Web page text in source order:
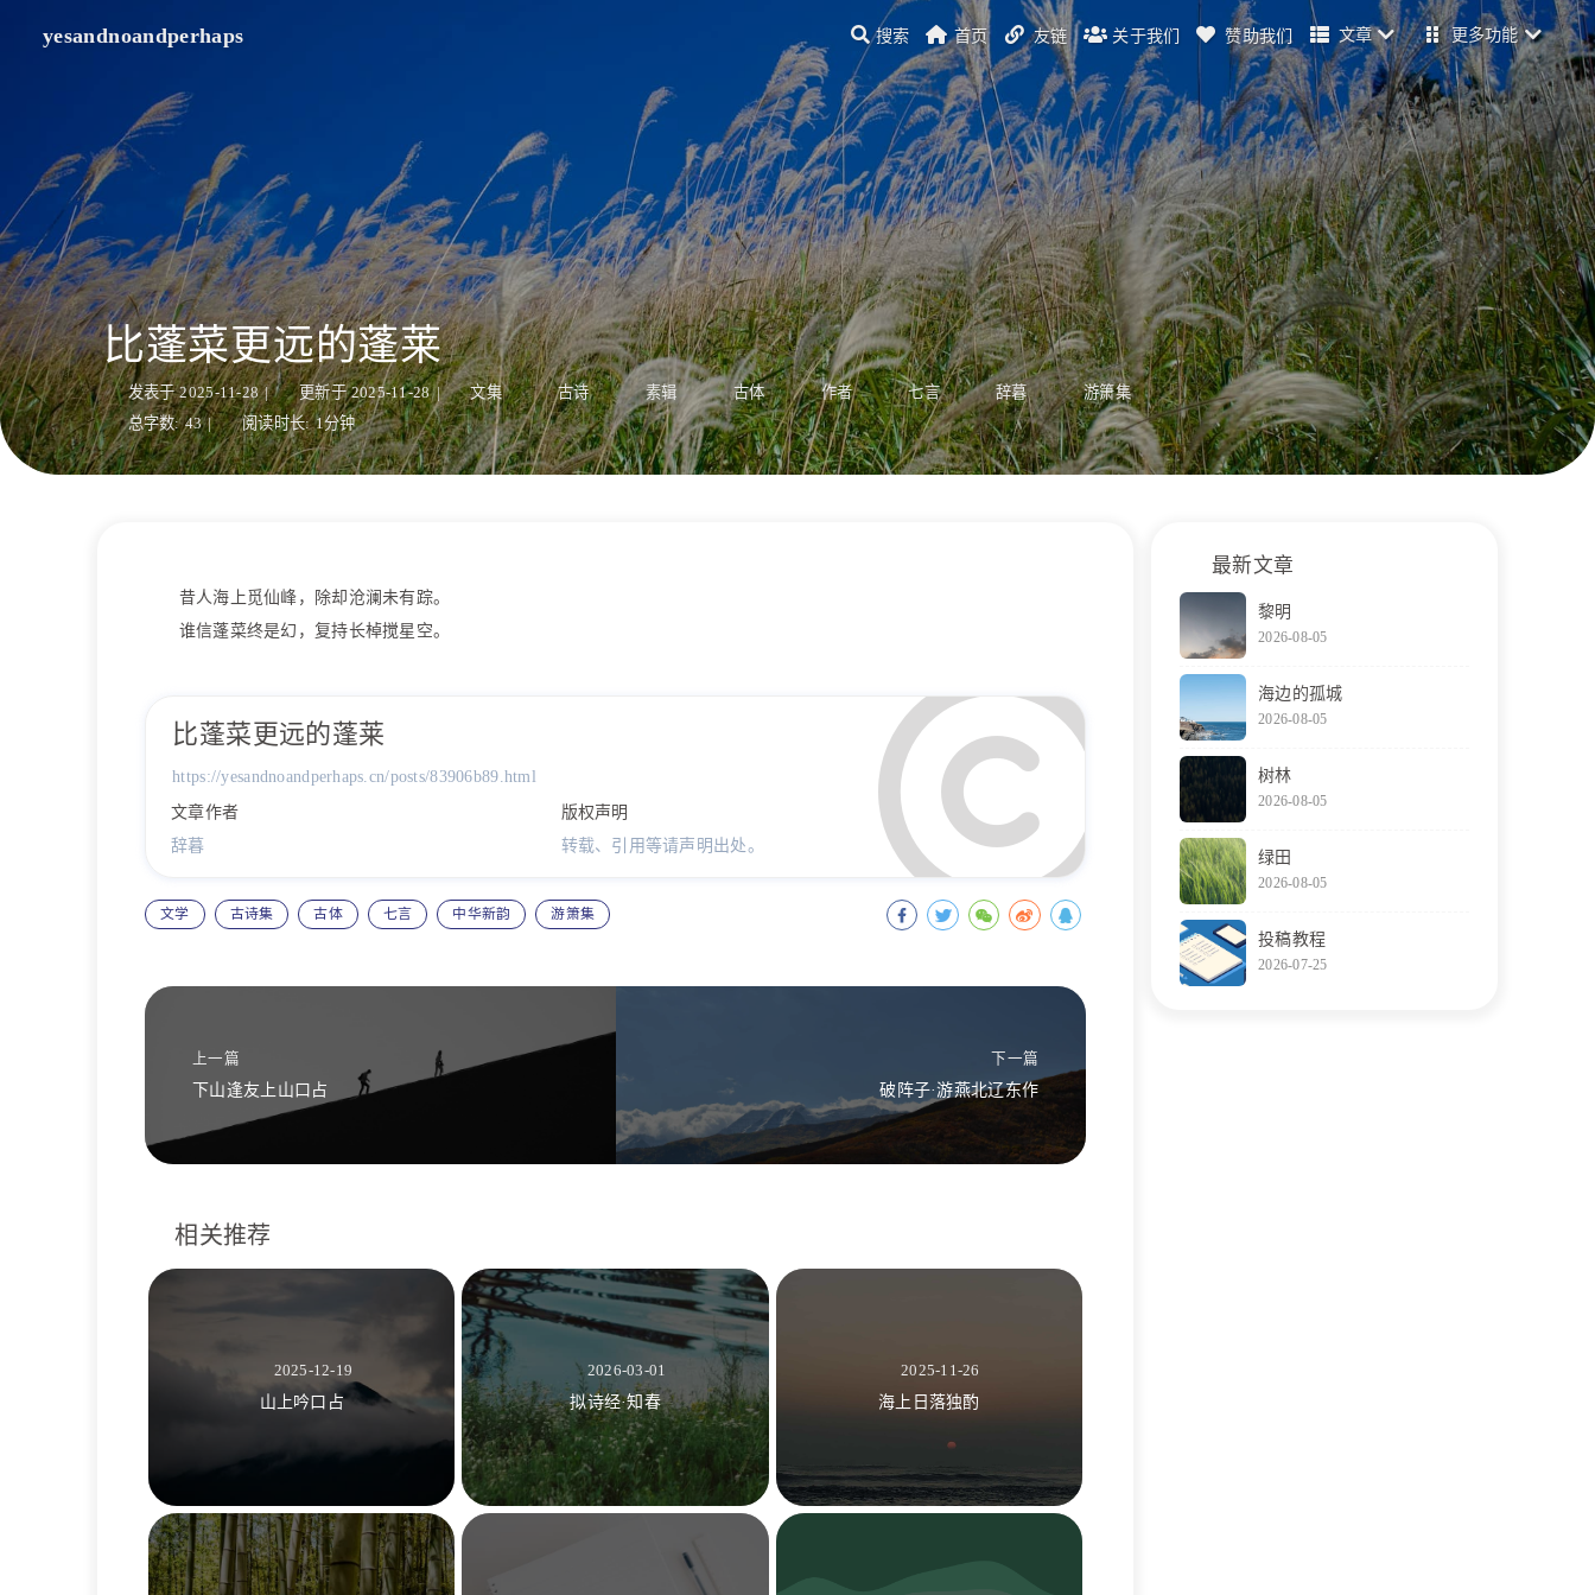
yesandnoandperhaps 搜索 首页 友链 关于我们 赞助我们 文章 更多功能
比蓬菜更远的蓬莱
发表于 2025-11-28 | 更新于 2025-11-28 | 文集 古诗 素辑 古体 作者 七言 辞暮
游箫集
总字数: 43 | 阅读时长: 1分钟
昔人海上觅仙峰，除却沧澜未有踪。
谁信蓬菜终是幻，复持长棹搅星空。
比蓬菜更远的蓬莱
https://yesandnoandperhaps.cn/posts/83906b89.html
文章作者
辞暮
版权声明
转载、引用等请声明出处。
文学 古诗集 古体 七言 中华新韵 游箫集
上一篇
下山逢友上山口占
下一篇
破阵子·游燕北辽东作
相关推荐
2025-12-19
山上吟口占
2026-03-01
拟诗经·知春
2025-11-26
海上日落独酌
最新文章
黎明
2026-08-05
海边的孤城
2026-08-05
树林
2026-08-05
绿田
2026-08-05
投稿教程
2026-07-25